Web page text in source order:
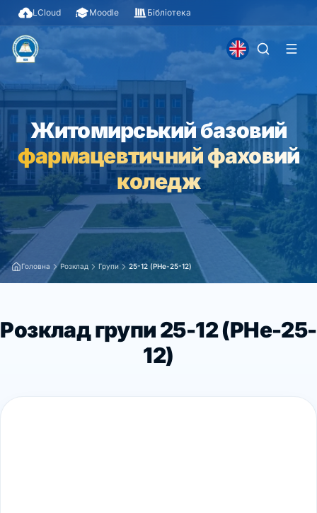
LCloud Moodle Бібліотека
Житомирський базовий
фармацевтичний фаховий
коледж
Головна Розклад Групи 25-12 (PHe-25-12)
Розклад групи 25-12 (PHe-25-
12)